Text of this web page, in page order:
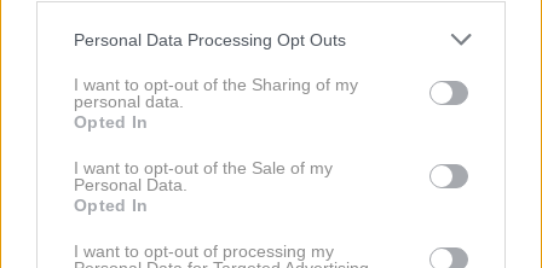
Personal Data Processing Opt Outs
I want to opt-out of the Sharing of my
personal data.
Opted In
I want to opt-out of the Sale of my
Personal Data.
Opted In
I want to opt-out of processing my
uporablja izdelke, ki lase ohranjajo gladke, sijoče in
polne volumna, pri čemer daje prednost naravnim
formulam brez težkih silikonov. Redno striženje konic
ki ji pomagajo ohranjati zdrav in živahen videz las
kljub številnim obveznostim in pogostemu
oblikovanju.